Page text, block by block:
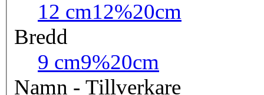
12 cm12%20cm
Bredd
9 cm9%20cm
Namn - Tillverkare